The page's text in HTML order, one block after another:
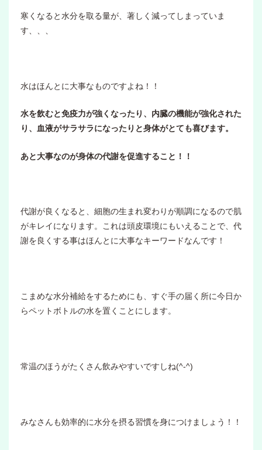
寒くなると水分を取る量が、著しく減ってしまっていま
す、、、
水はほんとに大事なものですよね！！
水を飲むと免疫力が強くなったり、内臓の機能が強化された
り、血液がサラサラになったりと身体がとても喜びます。
あと大事なのが身体の代謝を促進すること！！
代謝が良くなると、細胞の生まれ変わりが順調になるので肌
がキレイになります。これは頭皮環境にもいえることで、代
謝を良くする事はほんとに大事なキーワードなんです！
こまめな水分補給をするためにも、すぐ手の届く所に今日か
らペットボトルの水を置くことにします。
常温のほうがたくさん飲みやすいですしね(^-^)
みなさんも効率的に水分を摂る習慣を身につけましょう！！